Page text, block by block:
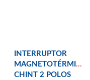
INTERRUPTOR
MAGNETOTÉRMICO
CHINT 2 POLOS